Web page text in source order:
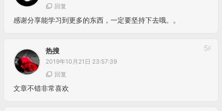
回复
感谢分享能学习到更多的东西，一定要坚持下去哦。。
热搜
2019年10月21日 23:57:39
5F
回复
文章不错非常喜欢